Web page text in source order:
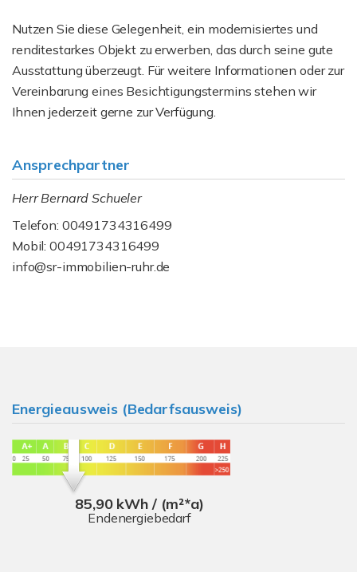
Nutzen Sie diese Gelegenheit, ein modernisiertes und
renditestarkes Objekt zu erwerben, das durch seine gute
Ausstattung überzeugt. Für weitere Informationen oder zur
Vereinbarung eines Besichtigungstermins stehen wir
Ihnen jederzeit gerne zur Verfügung.
Ansprechpartner
Herr Bernard Schueler
Telefon: 00491734316499
Mobil: 00491734316499
info@sr-immobilien-ruhr.de
Energieausweis (Bedarfsausweis)
85,90 kWh / (m²*a)
Endenergiebedarf